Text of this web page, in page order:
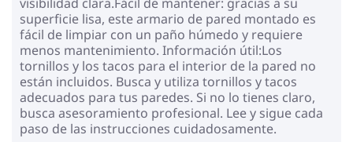
superficie lisa, este armario de pared montado es
fácil de limpiar con un paño húmedo y requiere
menos mantenimiento. Información útil:Los
tornillos y los tacos para el interior de la pared no
están incluidos. Busca y utiliza tornillos y tacos
adecuados para tus paredes. Si no lo tienes claro,
busca asesoramiento profesional. Lee y sigue cada
paso de las instrucciones cuidadosamente.